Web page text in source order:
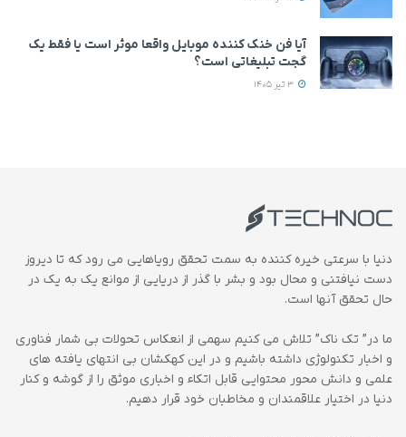
آیا فن خنک کننده موبایل واقعا موثر است یا فقط یک
گجت تبلیغاتی است؟
دنیا با سرعتی خیره کننده به سمت تحقق رویاهایی می رود که تا دیروز
دست نیافتنی و محال بود و بشر با گذر از دریایی از موانع یک به یک در
حال تحقق آنها است.
ما در” تک ناک” تلاش می کنیم سهمی از انعکاس تحولات بی شمار فناوری
و اخبار تکنولوژی داشته باشیم و در این کهکشان بی انتهای یافته های
علمی و دانش محور محتوایی قابل اتکاء و اخباری موثق را از گوشه و کنار
دنیا در اختیار علاقمندان و مخاطبان خود قرار دهیم.